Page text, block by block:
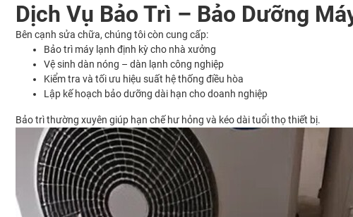
Dịch Vụ Bảo Trì – Bảo Dưỡng
Bên cạnh sửa chữa, chúng tôi còn cung cấp:
Bảo trì máy lạnh định kỳ cho nhà xưởng
Vệ sinh dàn nóng – dàn lạnh công nghiệp
Kiểm tra và tối ưu hiệu suất hệ thống điều hòa
Lập kế hoạch bảo dưỡng dài hạn cho doanh nghiệp
Bảo trì thường xuyên giúp hạn chế hư hỏng và kéo dài tuổi thọ thiết bị.